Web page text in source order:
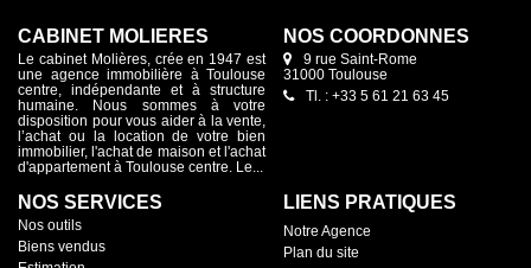
CABINET MOLIÈRES
Le cabinet Molières, crée en 1947 est
une agence immobilière à Toulouse
centre, indépendante et à structure
humaine. Nous sommes à votre
disposition pour vous aider à la vente,
l’achat ou la location de votre bien
immobilier, l'achat de maison et l'achat
d'appartement à Toulouse centre. Le...
NOS COORDONNES
9 rue Saint-Rome
31000 Toulouse
Tl. : +33 5 61 21 63 45
NOS SERVICES
Nos outils
Biens vendus
LIENS PRATIQUES
Notre Agence
Plan du site